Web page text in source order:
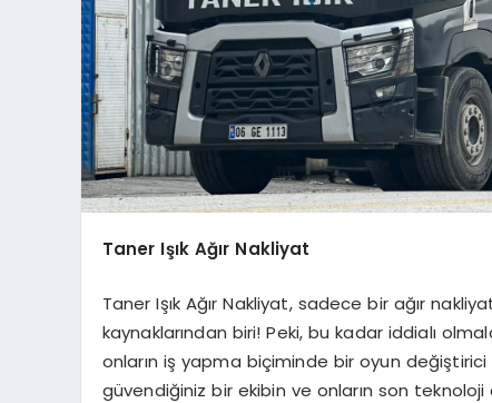
Taner Işık Ağır Nakliyat
Taner Işık Ağır Nakliyat, sadece bir ağır
kaynaklarından biri! Peki, bu kadar iddialı
onların iş yapma biçiminde bir oyun değiştirici
güvendiğiniz bir ekibin ve onların son teknoloji